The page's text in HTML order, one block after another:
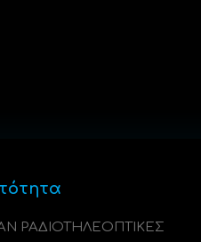
ΡΑΔΙΟΤΗΛΕΟΠΤΙΚΕΣ